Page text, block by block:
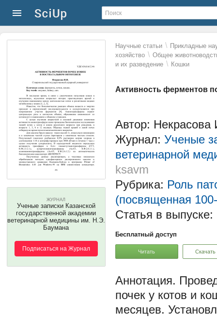
Научные статьи \ Прикладные
хозяйство \ Общее
и их разведение \ Кошки
Активность ферментов
ЖУРНАЛ
Ученые записки Казанской
государственной академии
ветеринарной медицины им. Н.Э.
Баумана
Подписаться на Журнал
Автор: Некрасова
Журнал: Ученые
ветеринарной
ksavm
Рубрика: Роль
(посвященная
Статья в выпуске:
Бесплатный доступ
Читать Скачать
почек у котов и
месяцев.